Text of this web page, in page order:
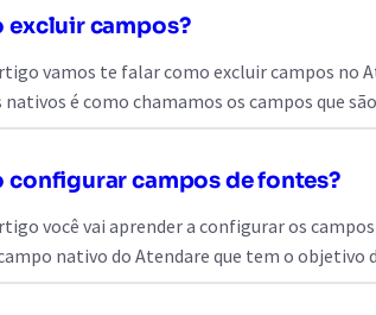
excluir campos?
vamos te falar como excluir campos no
nativos é como chamamos os campos que
configurar campos de fontes?
você vai aprender a configurar os
nativo do Atendare que tem o objetivo